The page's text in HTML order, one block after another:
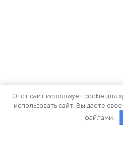
Этот сайт использует cookie для
использовать сайт, Вы даете
файлами.